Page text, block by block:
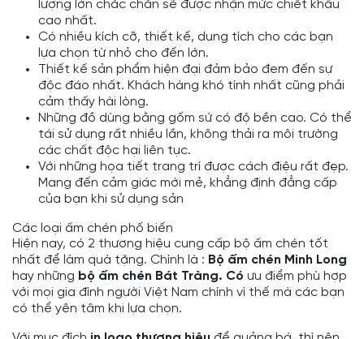
lượng lớn chắc chắn sẽ được nhận mức chiết khấu
cao nhất.
Có nhiều kích cỡ, thiết kế, dung tích cho các bạn
lựa chọn từ nhỏ cho đến lớn.
Thiết kế sản phẩm hiện đại đảm bảo đem đến sự
độc đáo nhất. Khách hàng khó tính nhất cũng phải
cảm thấy hài lòng.
Những đồ dùng bằng gốm sứ có độ bền cao. Có thể
tái sử dụng rất nhiều lần, không thải ra môi trường
các chất độc hại liên tục.
Với những họa tiết trang trí được cách điệu rất đẹp.
Mang đến cảm giác mới mẻ, khẳng định đẳng cấp
của bạn khi sử dụng sản
Các loại ấm chén phố biến
Hiện nay, có 2 thương hiệu cung cấp bộ ấm chén tốt
nhất để làm quà tặng. Chính là : Bộ ấm chén Minh Long
hay những bộ ấm chén Bát Tràng. Có ưu điểm phù hợp
với mọi gia đình người Việt Nam chính vì thế mà các bạn
có thể yên tâm khi lựa chọn.